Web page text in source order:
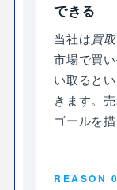
できる
当社は 買
市場で買
い取ると
きます。
ゴールを
REASON